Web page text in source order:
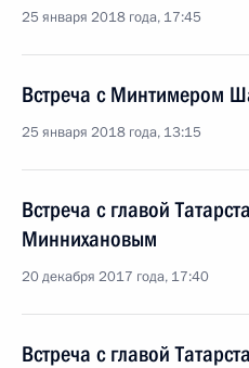
25 января 2018 года, 17:45
Встреча с Минтимером
25 января 2018 года, 13:15
Встреча с главой
Миннихановым
20 декабря 2017 года, 17:40
Встреча с главой